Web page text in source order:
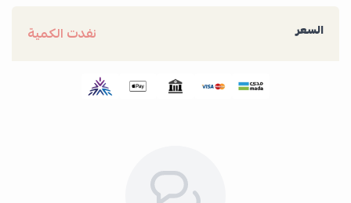
السعر نفدت الكمية